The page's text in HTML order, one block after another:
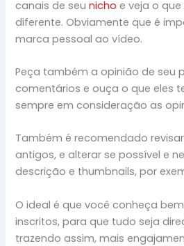
canais de seunicho e veja o
diferente. Obviamente que é
marca pessoal ao vídeo.
Peça também a opinião de seu
comentários e ouça o que eles
sempre em consideração as
Também é recomendado
antigos, e alterar se possível e
descrição e thumbnails, por
O ideal é que você conheça
inscritos, para que tudo seja
trazendo assim, mais